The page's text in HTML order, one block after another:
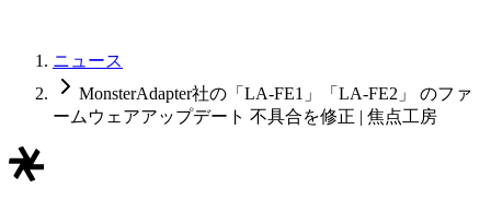
ニュース
MonsterAdapter社の「LA-FE1」「LA-FE2」 のファ
ームウェアアップデート 不具合を修正 | 焦点工房